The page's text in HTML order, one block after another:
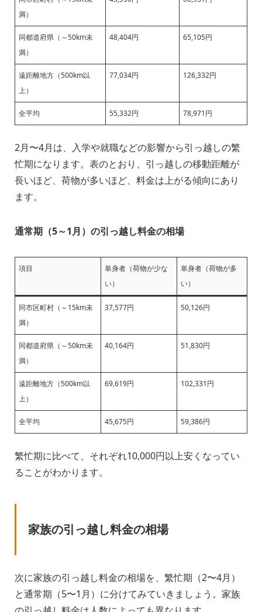
満）
同都道府県（～50km未
満）
48,404円 65,105円
遠距離地方（500km以
上）
77,034円 126,332円
全平均 55,332円 78,971円
2月〜4月は、入学や就職などの影響から引っ越しの繁
忙期になります。表のとおり、引っ越しの移動距離が
長いほど、荷物が多いほど、料金は上がる傾向にあり
ます。
通常期（5～1月）の引っ越し料金の相場
項目
単身者（荷物が少な
い）
単身者（荷物が多
い）
同市区町村（～15km未
満）
37,577円 50,126円
同都道府県（～50km未
満）
40,164円 51,830円
遠距離地方（500km以
上）
69,619円 102,331円
全平均 45,675円 59,386円
繁忙期に比べて、それぞれ10,000円以上安くなってい
ることがわかります。
家族の引っ越し料金の相場
次に家族の引っ越し料金の相場を、繁忙期（2〜4月）
と通常期（5〜1月）に分けてみていきましょう。家族